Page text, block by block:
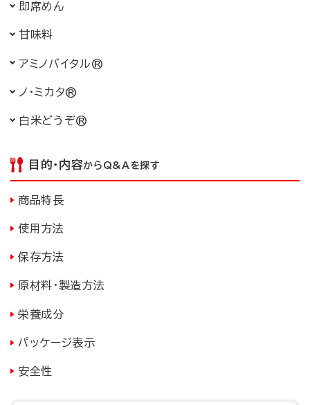
即席めん
甘味料かんみりょう
アミノバイタル®
ノ・ミカタ®
白米どうぞ®
目的・内容からQ&Aを探す
商品特長
使用方法
保存方法
原材料・製造方法
栄養成分
パッケージ表示
安全性